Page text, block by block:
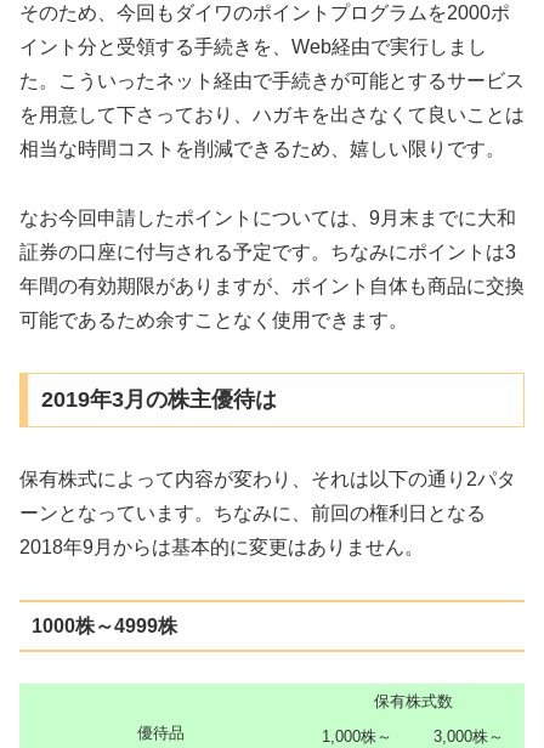
そのため、今回もダイワのポイントプログラムを2000ポ
イント分と受領する手続きを、Web経由で実行しまし
た。こういったネット経由で手続きが可能とするサービス
を用意して下さっており、ハガキを出さなくて良いことは
相当な時間コストを削減できるため、嬉しい限りです。
なお今回申請したポイントについては、9月末までに大和
証券の口座に付与される予定です。ちなみにポイントは3
年間の有効期限がありますが、ポイント自体も商品に交換
可能であるため余すことなく使用できます。
2019年3月の株主優待は
保有株式によって内容が変わり、それは以下の通り2パタ
ーンとなっています。ちなみに、前回の権利日となる
2018年9月からは基本的に変更はありません。
1000株～4999株
優待品
保有株式数
1,000株～
3,000株～